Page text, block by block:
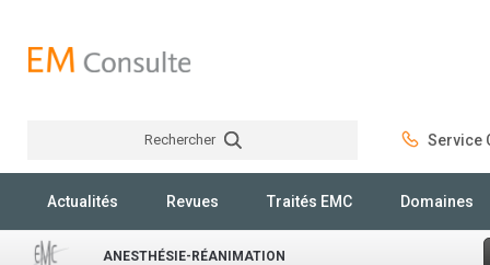
Rechercher Service
Actualités Revues Traités EMC Domaines
ANESTHÉSIE-RÉANIMATION